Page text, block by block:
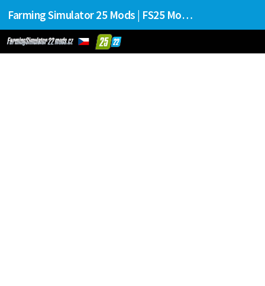
Farming Simulator 25 Mods | FS25 Mods Stahování